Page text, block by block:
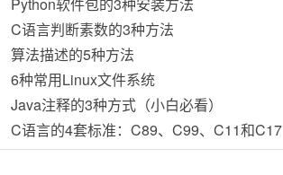
C语言判断素数的3种方法
算法描述的5种方法
6种常用Linux文件系统
Java注释的3种方式（小白必看）
C语言的4套标准：C89、C99、C11和C17